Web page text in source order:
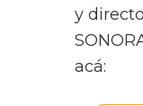
y
acá: